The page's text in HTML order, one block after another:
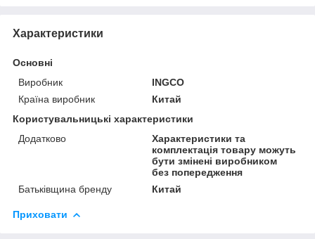
Характеристики
Основні
Виробник
INGCO
Країна виробник
Китай
Користувальницькі характеристики
Додатково
Характеристики та
комплектація товару можуть
бути змінені виробником
без попередження
Батьківщина бренду
Китай
Приховати